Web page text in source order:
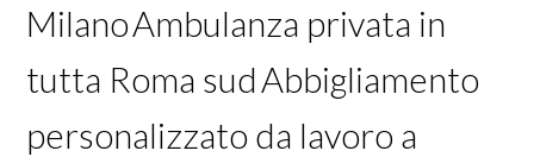
MilanoAmbulanza privata in
tutta Roma sudAbbigliamento
personalizzato da lavoro a